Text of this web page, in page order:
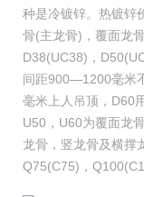
种是冷镀锌。热镀锌
骨(主龙骨)，覆面龙
D38(UC38)，
间距900—1200毫米
毫米上人吊顶，D60
U50，U60为覆面龙
龙骨，竖龙骨及横撑
Q75(C75)，